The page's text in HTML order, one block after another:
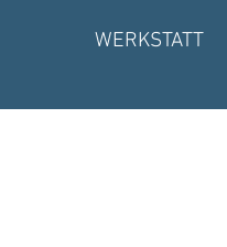
WERKSTATT